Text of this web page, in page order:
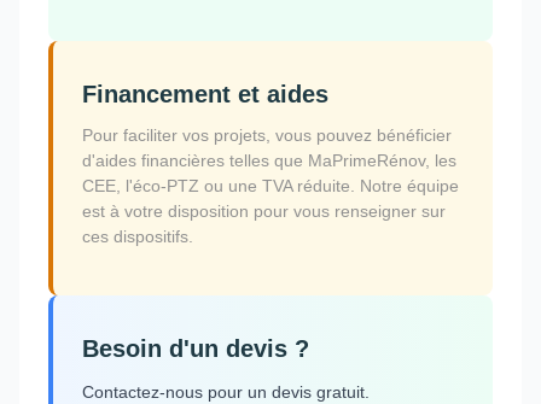
Financement et aides
Pour faciliter vos projets, vous pouvez bénéficier
d'aides financières telles que MaPrimeRénov, les
CEE, l'éco-PTZ ou une TVA réduite. Notre équipe
est à votre disposition pour vous renseigner sur
ces dispositifs.
Besoin d'un devis ?
Contactez-nous pour un devis gratuit.